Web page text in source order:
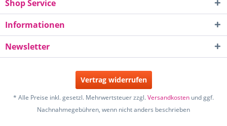
Shop Service
Informationen
Newsletter
Vertrag widerrufen
* Alle Preise inkl. gesetzl. Mehrwertsteuer zzgl.Versandkosten und ggf.
Nachnahmegebühren, wenn nicht anders beschrieben